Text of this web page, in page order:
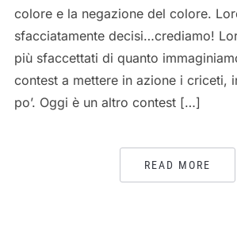
colore e la negazione del colore.
sfacciatamente decisi…crediamo!
più sfaccettati di quanto
contest a mettere in azione i criceti,
po’. Oggi è un altro contest […]
READ MORE